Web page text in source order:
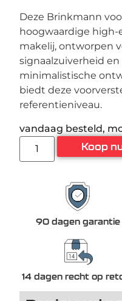
Deze Brinkmann
hoogwaardige
makelij, ontworpen
signaalzuiverheid
minimalistische
biedt deze
referentieniveau.
vandaag besteld,
Koop
90 dagen garantie
14 dagen recht op